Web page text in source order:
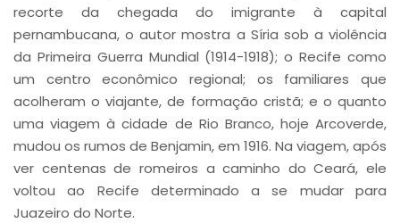
recorte da chegada do imigrante à capital
pernambucana, o autor mostra a Síria sob a violência
da Primeira Guerra Mundial (1914-1918); o Recife como
um centro econômico regional; os familiares que
acolheram o viajante, de formação cristã; e o quanto
uma viagem à cidade de Rio Branco, hoje Arcoverde,
mudou os rumos de Benjamin, em 1916. Na viagem, após
ver centenas de romeiros a caminho do Ceará, ele
voltou ao Recife determinado a se mudar para
Juazeiro do Norte.